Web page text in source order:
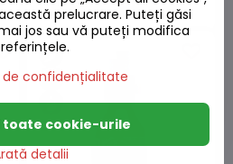
prelucrare. Puteți găsi
jos sau vă puteți modifica
de confidențialitate
detalii
cookie-urile